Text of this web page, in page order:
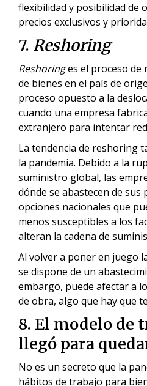
flexibilidad y posibilidad de
precios exclusivos y
7. Reshoring
Reshoringes el proceso de
de bienes en el país de
proceso opuesto a la
cuando una empresa
extranjero para intentar
La tendencia de reshoring
la pandemia. Debido a la
suministro global, las
dónde se abastecen de sus
opciones nacionales que
menos susceptibles a los
alteran la cadena de
Al volver a poner en juego
se dispone de un
embargo, puede afectar a
de obra, algo que hay que
8. El modelo de
llegó para
No es un secreto que la
hábitos de trabajo para